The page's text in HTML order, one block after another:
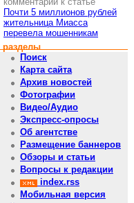
Почти 5 миллионов рублей
жительница Миасса
перевела мошенникам
разделы
Поиск
Карта сайта
Архив новостей
Фотографии
Видео/Аудио
Экспресс-опросы
Об агентстве
Размещение баннеров
Обзоры и статьи
Вопросы к редакции
index.rss
Мобильная версия